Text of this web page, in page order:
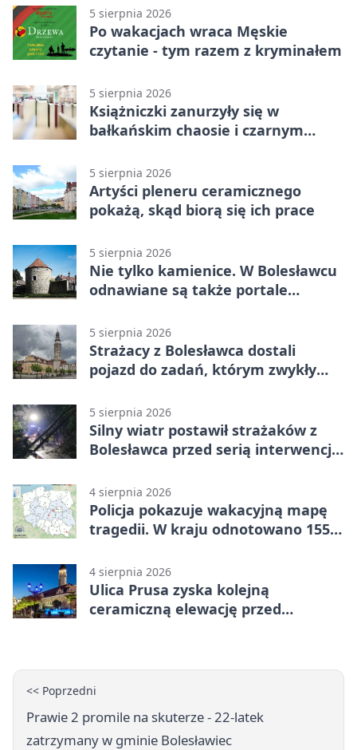
5 sierpnia 2026
Po wakacjach wraca Męskie
czytanie - tym razem z kryminałem
5 sierpnia 2026
Książniczki zanurzyły się w
bałkańskim chaosie i czarnym
5 sierpnia 2026
Artyści pleneru ceramicznego
pokażą, skąd biorą się ich prace
5 sierpnia 2026
Nie tylko kamienice. W Bolesławcu
odnawiane są także portale
5 sierpnia 2026
Strażacy z Bolesławca dostali
pojazd do zadań, którym zwykły
5 sierpnia 2026
Silny wiatr postawił strażaków z
Bolesławca przed serią interwencji -
4 sierpnia 2026
Policja pokazuje wakacyjną mapę
tragedii. W kraju odnotowano 155
4 sierpnia 2026
Ulica Prusa zyska kolejną
ceramiczną elewację przed
<< Poprzedni
Prawie 2 promile na skuterze - 22-latek
zatrzymany w gminie Bolesławiec